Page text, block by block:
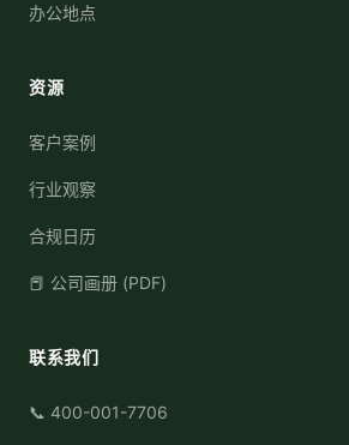
办公地点
资源
客户案例
行业观察
合规日历
📕 公司画册 (PDF)
联系我们
📞 400-001-7706